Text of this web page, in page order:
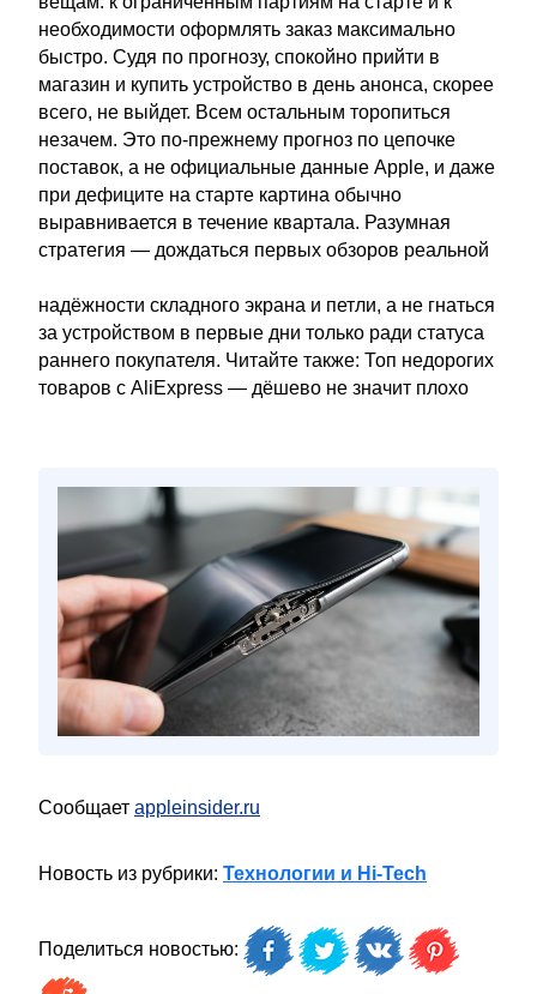
необходимости оформлять заказ максимально
быстро. Судя по прогнозу, спокойно прийти в
магазин и купить устройство в день анонса, скорее
всего, не выйдет. Всем остальным торопиться
незачем. Это по-прежнему прогноз по цепочке
поставок, а не официальные данные Apple, и даже
при дефиците на старте картина обычно
выравнивается в течение квартала. Разумная
стратегия — дождаться первых обзоров реальной
надёжности складного экрана и петли, а не гнаться
за устройством в первые дни только ради статуса
раннего покупателя. Читайте также: Топ недорогих
товаров с AliExpress — дёшево не значит плохо
Сообщает appleinsider.ru
Новость из рубрики: Технологии и Hi-Tech
Поделиться новостью: